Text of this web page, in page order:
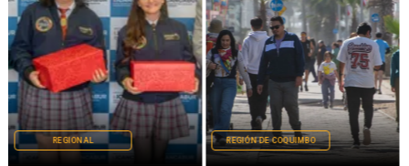
REGIONAL REGIÓN DE COQUIMBO